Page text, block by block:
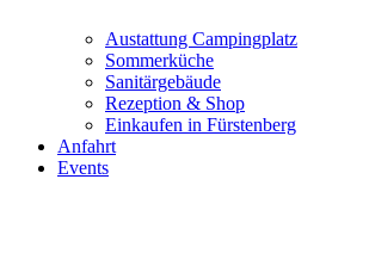
Austattung Campingplatz
Sommerküche
Sanitärgebäude
Rezeption & Shop
Einkaufen in Fürstenberg
Anfahrt
Events